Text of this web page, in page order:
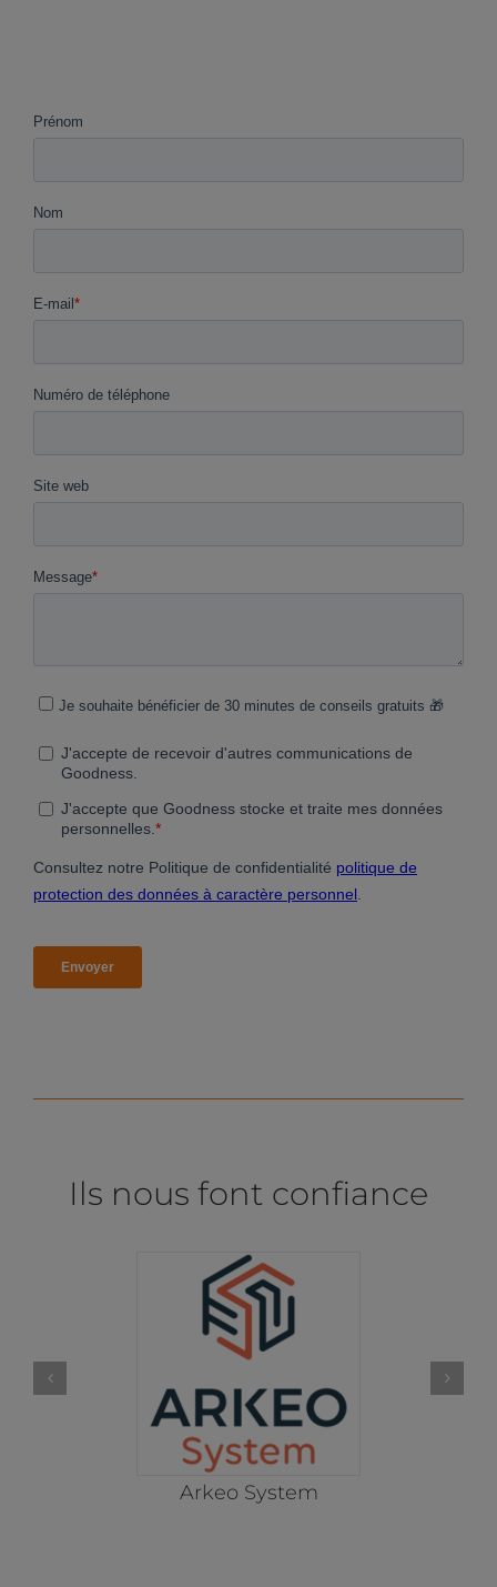
Ils nous font confiance
Arkeo System